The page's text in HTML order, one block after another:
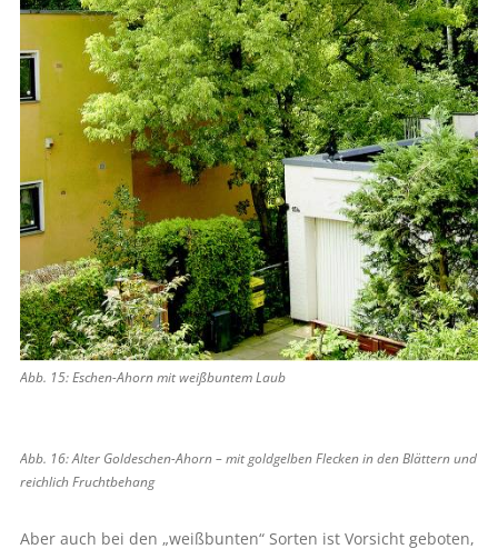
Abb. 15: Eschen-Ahorn mit weißbuntem Laub
Abb. 16: Alter Goldeschen-Ahorn – mit goldgelben Flecken in den Blättern und
reichlich Fruchtbehang
Aber auch bei den „weißbunten“ Sorten ist Vorsicht geboten,